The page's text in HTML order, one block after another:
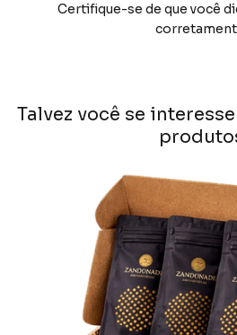
Certifique-se de que você
Talvez você se